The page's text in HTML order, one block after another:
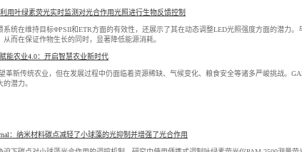
用叶绿素荧光实时监测对光合作用光照进行生物反馈控制
系统在维持目标ΦPSII和ETR方面的有效性，还展示了其在动态调整LED光照强度方面的潜力
而在保证作物生长的同时，显著降低能源消耗。
能农业4.0：开启智慧农业新时代
革新传统农业，但在发展过程中仍面临着资源稀缺、气候变化、粮食安全等诸多严峻挑战。
潜力。
：纳米材料碳点减轻了小球藻的光抑制并增强了光合作用